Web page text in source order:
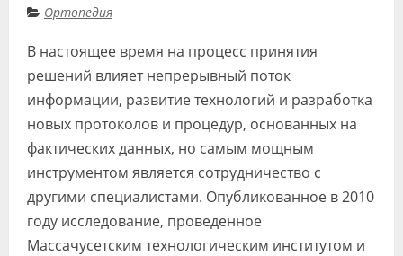
Видео
Форум
Клиники
Специалисты
Галерея
Блоги
Лаборатории
Ортопедия
В настоящее время на процесс принятия
решений влияет непрерывный поток
информации, развитие технологий и разработка
новых протоколов и процедур, основанных на
фактических данных, но самым мощным
инструментом является сотрудничество с
другими специалистами. Опубликованное в 2010
году исследование, проведенное
Массачусетским технологическим институтом и